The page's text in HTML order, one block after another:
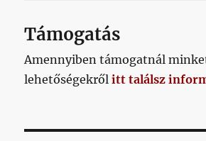
Támogatás
Amennyiben támogatnál
lehetőségekrőlitt találsz